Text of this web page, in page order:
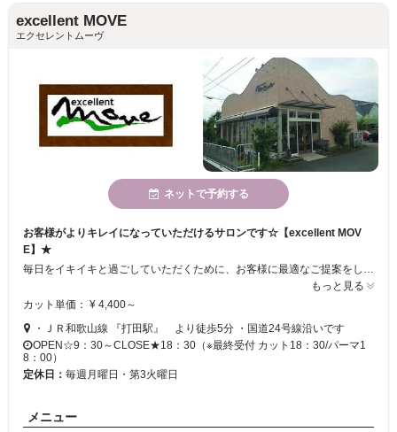
excellent MOVE
エクセレントムーヴ
ネットで予約する
お客様がよりキレイになっていただけるサロンです☆【excellent MOV
E】★
もっと見る
カット単価： ¥ 4,400～
・ＪＲ和歌山線 『打田駅』 より徒歩5分 ・国道24号線沿いです
OPEN☆9：30～CLOSE★18：30（※最終受付 カット18：30/パーマ1
8：00）
定休日： 毎週月曜日・第3火曜日
メニュー